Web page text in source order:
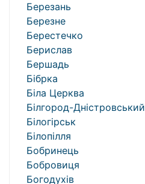
Березань
Березне
Берестечко
Берислав
Бершадь
Бібрка
Біла Церква
Білгород-Дністровський
Білогірськ
Білопілля
Бобринець
Бобровиця
Богодухів